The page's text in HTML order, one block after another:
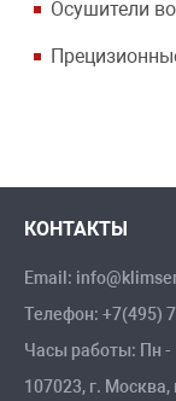
Осушители
КОНТАКТЫ
Email:
Телефон: +7(495)
Часы работы: Пн -
107023, г.